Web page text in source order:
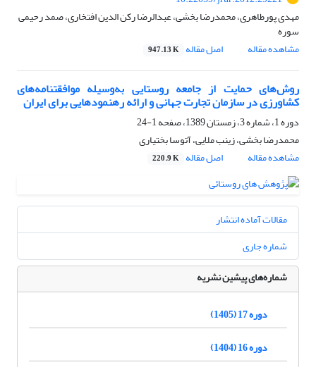
مهدی پورطاهری، محمدرضا بخشی، عبدالرضا رکن الدین افتخاری، صمد رحیمی
سوره
مشاهده مقاله
اصل مقاله 947.13 K
روش‌های حمایت از جامعه روستایی به‌وسیله موافقتنامه‌های
کشاورزی در سازمان تجارت جهانی و ارائه رهنمودهایی برای ایران
دوره 1، شماره 3، زمستان 1389، صفحه
1-24
محمدرضا بخشی، زینب ملایی، آتوسا بختیاری
مشاهده مقاله
اصل مقاله 220.9 K
مقالات آماده انتشار
شماره جاری
شماره‌های پیشین نشریه
دوره 17 (1405)
دوره 16 (1404)